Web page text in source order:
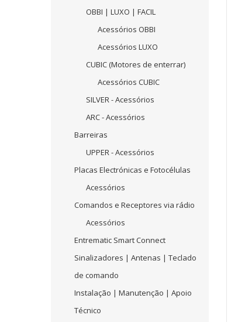
OBBI | LUXO | FACIL
Acessórios OBBI
Acessórios LUXO
CUBIC (Motores de enterrar)
Acessórios CUBIC
SILVER - Acessórios
ARC - Acessórios
Barreiras
UPPER - Acessórios
Placas Electrónicas e Fotocélulas
Acessórios
Comandos e Receptores via rádio
Acessórios
Entrematic Smart Connect
Sinalizadores | Antenas | Teclado
de comando
Instalação | Manutenção | Apoio
Técnico